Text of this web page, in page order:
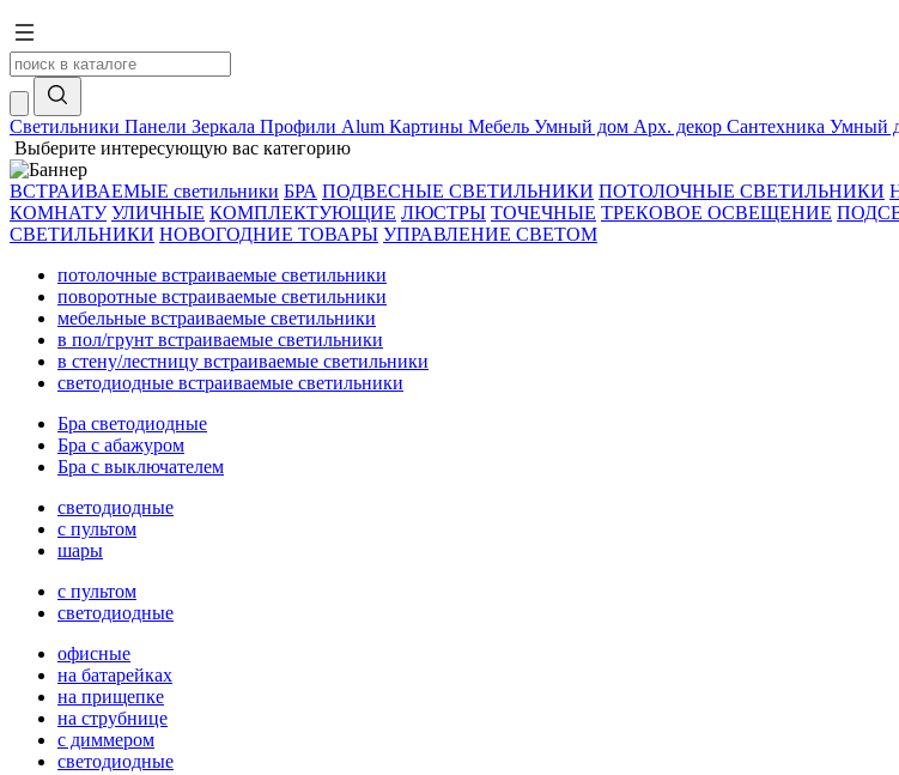
Светильники Панели Зеркала Профили Alum Картины Мебель Умный дом Арх. декор Сантехника Умный
Выберите интересующую вас категорию
ВСТРАИВАЕМЫЕ светильники БРА ПОДВЕСНЫЕ СВЕТИЛЬНИКИ ПОТОЛОЧНЫЕ СВЕТИЛЬНИКИ
КОМНАТУ УЛИЧНЫЕ КОМПЛЕКТУЮЩИЕ ЛЮСТРЫ ТОЧЕЧНЫЕ ТРЕКОВОЕ ОСВЕЩЕНИЕ
СВЕТИЛЬНИКИ НОВОГОДНИЕ ТОВАРЫ УПРАВЛЕНИЕ СВЕТОМ
потолочные встраиваемые светильники
поворотные встраиваемые светильники
мебельные встраиваемые светильники
в пол/грунт встраиваемые светильники
в стену/лестницу встраиваемые светильники
светодиодные встраиваемые светильники
Бра светодиодные
Бра с абажуром
Бра с выключателем
светодиодные
с пультом
шары
с пультом
светодиодные
офисные
на батарейках
на прищепке
на струбнице
с диммером
светодиодные